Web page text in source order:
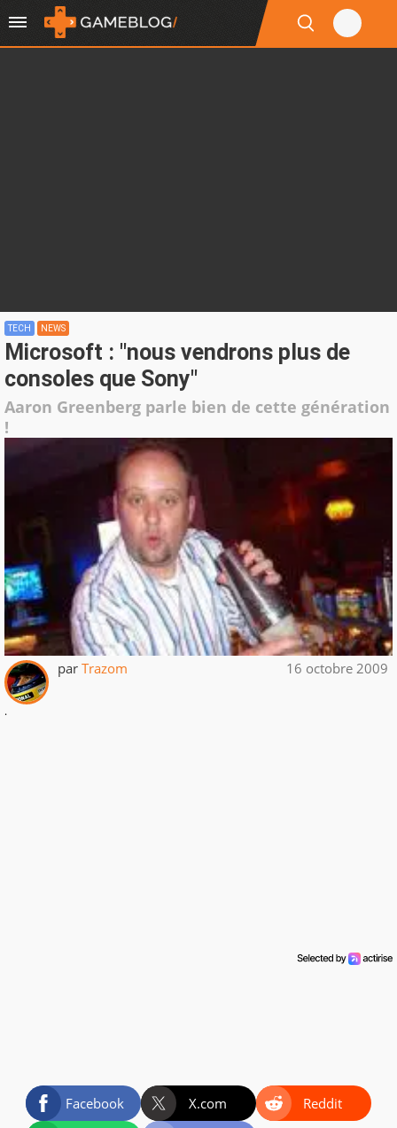
TECH NEWS
Microsoft : "nous vendrons plus de
consoles que Sony"
Aaron Greenberg parle bien de cette génération
!
par Trazom 16 octobre 2009
.
Facebook X.com
Reddit